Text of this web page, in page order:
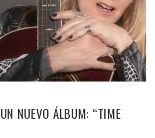
NUEVO ÁLBUM: “TIME